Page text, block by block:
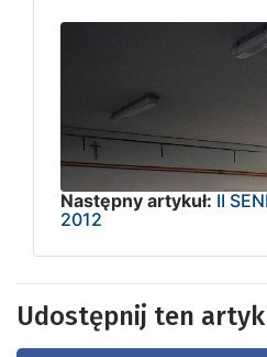
Następny artykuł: II
2012
Udostępnij ten